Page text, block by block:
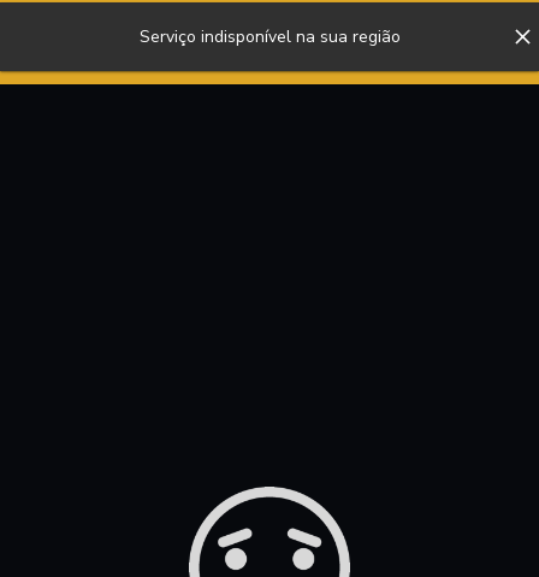
Serviço indisponível na sua região